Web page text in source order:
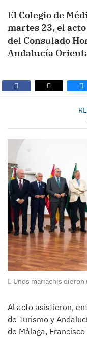
El Colegio de
martes 23, el
del Consulado
Andalucía
Unos mariachis
Al acto asistieron,
de Turismo y
de Málaga,